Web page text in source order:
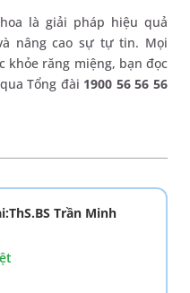
là giải pháp hiệu quả
nâng cao sự tự tin. Mọi
khỏe răng miệng, bạn đọc
qua Tổng đài 1900 56 56 56
Trần Minh